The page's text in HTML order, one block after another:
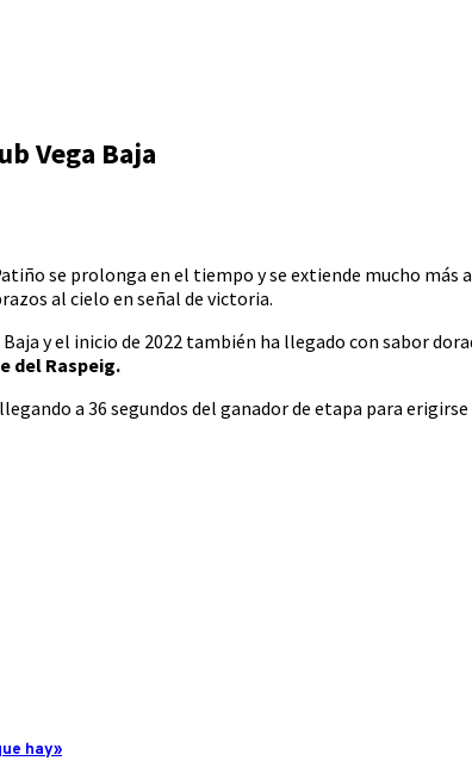
Vega Baja
se prolonga en el tiempo y se extiende mucho más
al cielo en señal de victoria.
y el inicio de 2022 también ha llegado con sabor
del Raspeig.
a 36 segundos del ganador de etapa para
hay»